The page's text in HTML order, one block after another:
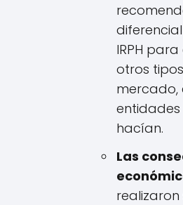
IRPH
otros
mercado,
hacían.
Las
realizaron